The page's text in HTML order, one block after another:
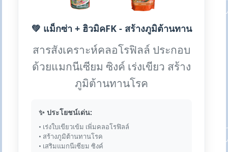
💚 แม็กซ่า + ฮิวมิคFK - สร้างภูมิต้านทาน
สารสังเคราะห์คลอโรฟิลล์ ประกอบ
ด้วยแมกนีเซียม ซิงค์ เร่งเขียว สร้าง
ภูมิต้านทานโรค
✨ ประโยชน์เด่น:
• เร่งใบเขียวเข้ม เพิ่มคลอโรฟิลล์
• สร้างภูมิต้านทานโรค
• เสริมแมกนีเซียม ซิงค์